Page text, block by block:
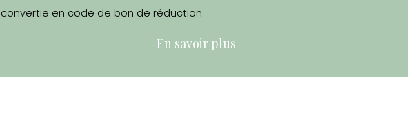
convertie en code de bon de réduction.
En savoir plus